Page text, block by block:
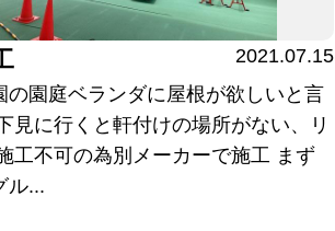
2021.07.15
の園庭ベランダに屋根が欲しいと言
見に行くと軒付けの場所がない、リ
工不可の為別メーカーで施工 まず
ル...